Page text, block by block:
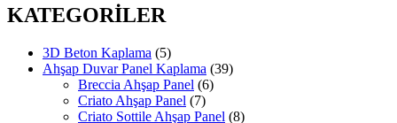
KATEGORİLER
3D Beton Kaplama (5)
Ahşap Duvar Panel Kaplama (39)
Breccia Ahşap Panel (6)
Criato Ahşap Panel (7)
Criato Sottile Ahşap Panel (8)